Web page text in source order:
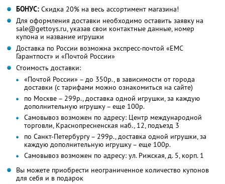
БОНУС: Скидка 20% на весь ассортимент магазина!
Для оформления доставки необходимо оставить заявку на
sale@gettoys.ru, указав свои контактные данные, номер
купона и название игрушки
Доставка по России возможна экспресс-почтой «ЕМС
Гарантпост» и «Почтой России»
Стоимость доставки:
«Почтой России» – до 350р., в зависимости от города
доставки (c тарифами можно ознакомиться на сайте)
по Москве – 299р., доставка одной игрушки, за каждую
дополнительную игрушку – еще 100р.
Самовывоз возможен по адресу: Центр международной
торговли, Краснопресненская наб., 12, подъезд 3
по Санкт-Петербургу – 299р., доставка одной игрушки, за
каждую дополнительную игрушку – еще 100р.
Самовывоз возможен по адресу: ул. Рижская, д. 5, корп. 1
Вы можете приобрести неограниченное количество купонов
для себя и в подарок